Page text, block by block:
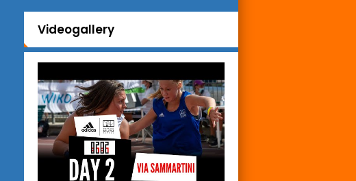
Videogallery